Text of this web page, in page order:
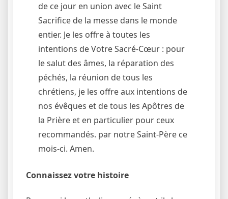
de ce jour en union avec le Saint
Sacrifice de la messe dans le monde
entier. Je les offre à toutes les
intentions de Votre Sacré-Cœur : pour
le salut des âmes, la réparation des
péchés, la réunion de tous les
chrétiens, je les offre aux intentions de
nos évêques et de tous les Apôtres de
la Prière et en particulier pour ceux
recommandés. par notre Saint-Père ce
mois-ci. Amen.
Connaissez votre histoire